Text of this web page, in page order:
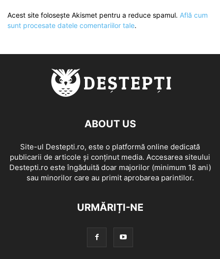
Acest site folosește Akismet pentru a reduce spamul. Află cum
sunt procesate datele comentariilor tale.
ABOUT US
Site-ul Destepti.ro, este o platformă online dedicată
publicarii de articole și conținut media. Accesarea siteului
Destepti.ro este îngăduită doar majorilor (minimum 18 ani)
sau minorilor care au primit aprobarea parintilor.
URMĂRIȚI-NE